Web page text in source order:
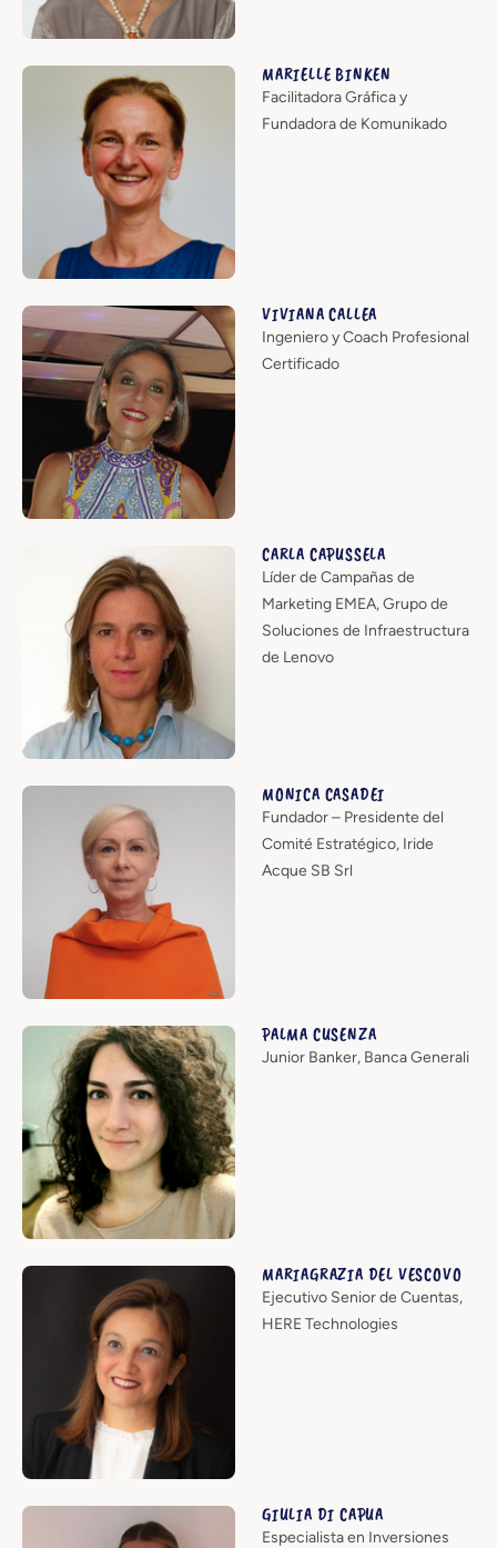
MARIELLE BINKEN
Facilitadora Gráfica y
Fundadora de Komunikado
VIVIANA CALLEA
Ingeniero y Coach Profesional
Certificado
CARLA CAPUSSELA
Líder de Campañas de
Marketing EMEA, Grupo de
Soluciones de Infraestructura
de Lenovo
MONICA CASADEI
Fundador – Presidente del
Comité Estratégico, Iride
Acque SB Srl
PALMA CUSENZA
Junior Banker, Banca Generali
MARIAGRAZIA DEL VESCOVO
Ejecutivo Senior de Cuentas,
HERE Technologies
GIULIA DI CAPUA
Especialista en Inversiones